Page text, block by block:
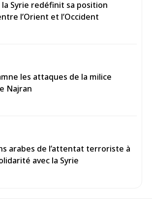
Syrie redéfinit sa position
l’Orient et l’Occident
les attaques de la milice
Najran
arabes de l’attentat terroriste à
avec la Syrie